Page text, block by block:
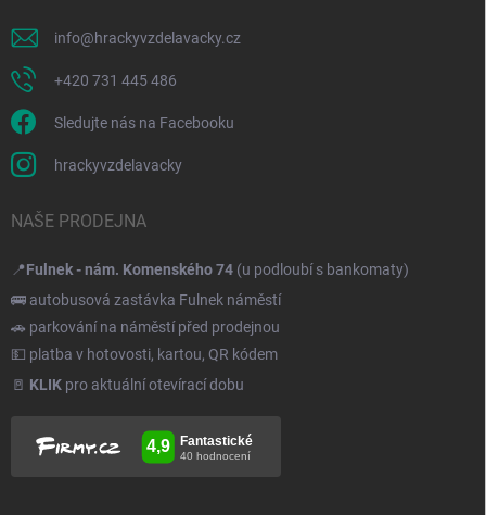
info@hrackyvzdelavacky.cz
+420 731 445 486
Sledujte nás na Facebooku
hrackyvzdelavacky
NAŠE PRODEJNA
📍Fulnek - nám. Komenského 74 (u podloubí s bankomaty)
🚌 autobusová zastávka Fulnek náměstí
🚗 parkování na náměstí před prodejnou
💵 platba v hotovosti, kartou, QR kódem
🚪 KLIK pro aktuální otevírací dobu